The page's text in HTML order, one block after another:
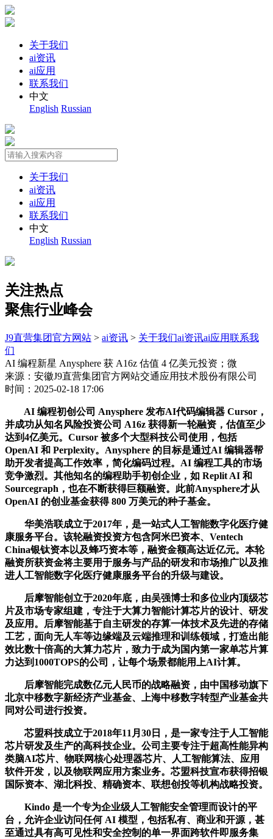
关于我们
ai资讯
ai应用
联系我们
中文
English Russian
关于我们
ai资讯
ai应用
联系我们
中文
English Russian
关注热点
聚焦行业峰会
J9直营集团官方网站 > ai资讯 > 关于我们ai资讯ai应用联系我
们
AI 编程新星 Anysphere 获 A16z 估值 4 亿美元投资；微
来源：安徽J9直营集团官方网站交通应用技术股份有限公司
时间：2025-02-18 17:06
AI 编程初创公司 Anysphere 发布AI代码编辑器 Cursor，
并成功从知名风险投资公司 A16z 获得新一轮融资，估值至少
达到4亿美元。Cursor 被多个大型科技公司使用，包括
OpenAI 和 Perplexity。Anysphere 的目标是通过AI 编辑器帮
助开发者提高工作效率，简化编码过程。AI 编程工具的市场
竞争激烈。其他知名的编程助手初创企业，如 Replit AI 和
Sourcegraph，也在不断获得巨额融资。此前Anysphere才从
OpenAI 的创业基金获得 800 万美元的种子基金。
华美浩联成立于2017年，是一站式人工智能数字化医疗健
康服务平台。该轮融资投资方包含阿米巴资本、Ventech
China银钛资本以及蜂巧资本等，融资金额高达近亿元。本轮
融资所获资金将主要用于服务与产品的研发和市场推广以及推
进人工智能数字化医疗健康服务平台的升级与建设。
后摩智能创立于2020年底，由吴强博士和多位业内顶级芯
片及市场专家组建，专注于大算力智能计算芯片的设计、研发
及应用。后摩智能基于自主研发的存算一体技术及先进的存储
工艺，面向无人车等边缘端及云端推理和训练领域，打造出能
效比数十倍高的大算力芯片，致力于成为国内第一家单芯片算
力达到1000TOPS的公司，让每个场景都能用上AI计算。
后摩智能完成数亿元人民币的战略融资，由中国移动旗下
北京中移数字新经济产业基金、上海中移数字转型产业基金共
同对公司进行投资。
芯盟科技成立于2018年11月30日，是一家专注于人工智能
芯片研发及生产的高科技企业。公司主要专注于超高性能异构
类脑AI芯片、物联网核心处理器芯片、人工智能算法、应用
软件开发，以及物联网应用方案业务。芯盟科技宣布获得招银
国际资本、湖北科投、精确资本、联想创投等机构战略投资。
Kindo 是一个专为企业级人工智能安全管理而设计的平
台，允许企业访问任何 AI 模型，包括私有、商业和开源，甚
至通过具有高可见性和安全控制的单一界面跨软件即服务集